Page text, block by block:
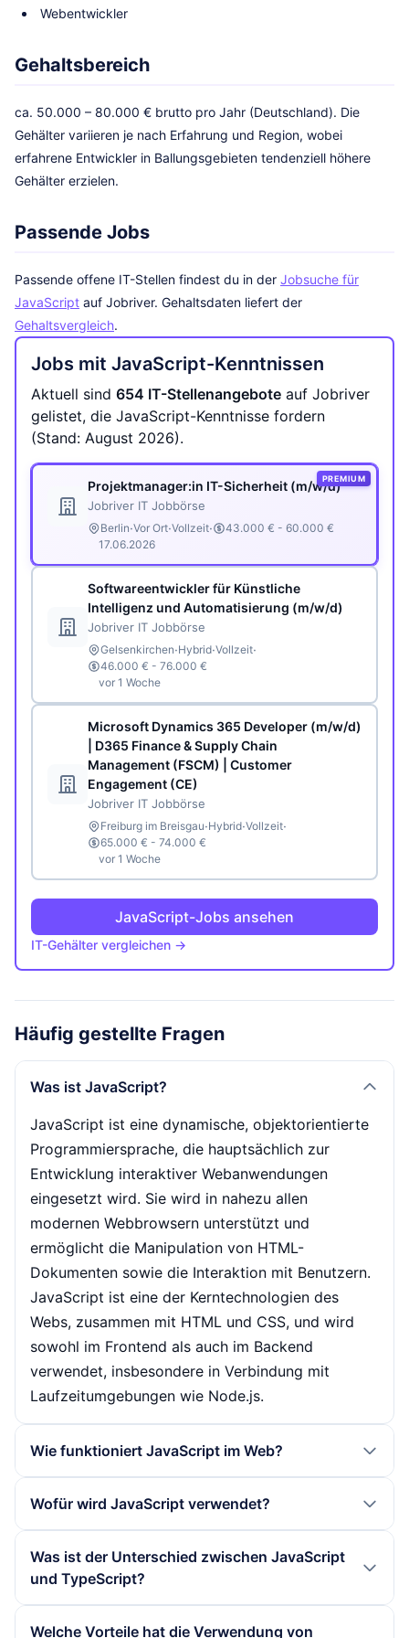
Webentwickler
Gehaltsbereich
ca. 50.000 – 80.000 € brutto pro Jahr (Deutschland). Die
Gehälter variieren je nach Erfahrung und Region, wobei
erfahrene Entwickler in Ballungsgebieten tendenziell höhere
Gehälter erzielen.
Passende Jobs
Passende offene IT-Stellen findest du in der Jobsuche für
JavaScript auf Jobriver. Gehaltsdaten liefert der
Gehaltsvergleich.
Jobs mit JavaScript-Kenntnissen
Aktuell sind 654 IT-Stellenangebote auf Jobriver
gelistet, die JavaScript-Kenntnisse fordern
(Stand: August 2026).
Projektmanager:in IT-Sicherheit (m/w/d)
Jobriver IT Jobbörse
Berlin·Vor Ort·Vollzeit·
43.000 € - 60.000 €
17.06.2026
PREMIUM
Softwareentwickler für Künstliche
Intelligenz und Automatisierung (m/w/d)
Jobriver IT Jobbörse
Gelsenkirchen·Hybrid·Vollzeit·
46.000 € - 76.000 €
vor 1 Woche
Microsoft Dynamics 365 Developer (m/w/d)
| D365 Finance & Supply Chain
Management (FSCM) | Customer
Engagement (CE)
Jobriver IT Jobbörse
Freiburg im Breisgau·Hybrid·Vollzeit·
65.000 € - 74.000 €
vor 1 Woche
JavaScript-Jobs ansehen
IT-Gehälter vergleichen →
Häufig gestellte Fragen
Was ist JavaScript?
JavaScript ist eine dynamische, objektorientierte
Programmiersprache, die hauptsächlich zur
Entwicklung interaktiver Webanwendungen
eingesetzt wird. Sie wird in nahezu allen
modernen Webbrowsern unterstützt und
ermöglicht die Manipulation von HTML-
Dokumenten sowie die Interaktion mit Benutzern.
JavaScript ist eine der Kerntechnologien des
Webs, zusammen mit HTML und CSS, und wird
sowohl im Frontend als auch im Backend
verwendet, insbesondere in Verbindung mit
Laufzeitumgebungen wie Node.js.
Wie funktioniert JavaScript im Web?
HTML-Dokumente oder durch Verlinkung externer
JavaScript-Code, wenn die Seite geladen wird,
und führt ihn in einer bestimmten Reihenfolge aus.
Dies ermöglicht dynamische Änderungen an der
Wofür wird JavaScript verwendet?
Anwendungen verwendet, darunter die
Entwicklung interaktiver Webseiten, die Erstellung
Was ist der Unterschied zwischen JavaScript
und TypeScript?
Welche Vorteile hat die Verwendung von